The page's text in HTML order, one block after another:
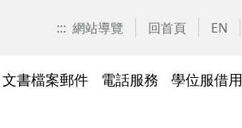
::: 網站導覽 回首頁 EN
文書檔案郵件 電話服務 學位服借用